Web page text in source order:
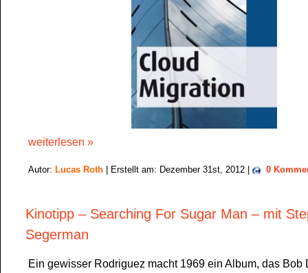
weiterlesen »
Autor: Lucas Roth | Erstellt am: Dezember 31st, 2012 | 0
Kinotipp – Searching For Sugar Man – mit
Segerman
Ein gewisser Rodriguez macht 1969 ein Album, das Bob